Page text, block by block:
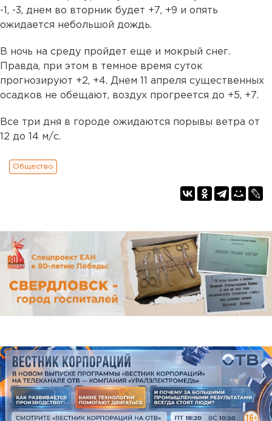
-1, -3, днем во вторник будет +7, +9 и опять
ожидается небольшой дождь.
В ночь на среду пройдет еще и мокрый снег.
Правда, при этом в темное время суток
прогнозируют +2, +4. Днем 11 апреля существенных
осадков не обещают, воздух прогреется до +5, +7.
Все три дня в городе ожидаются порывы ветра от
12 до 14 м/с.
Общество